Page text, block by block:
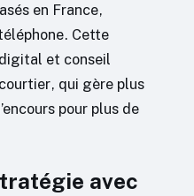
en France,
Cette
et conseil
qui gère plus
pour plus de
avec